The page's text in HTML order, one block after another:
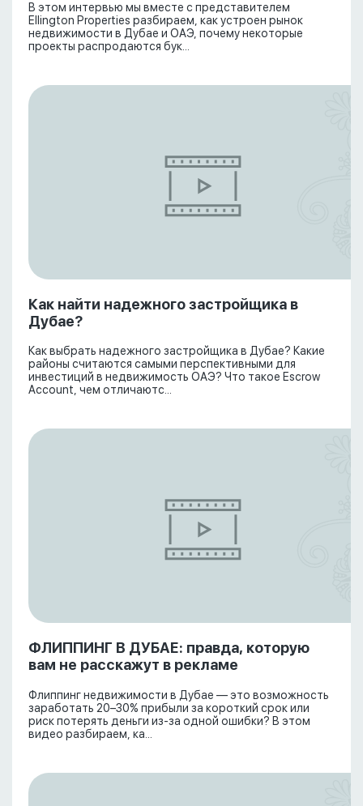
В этом интервью мы вместе с представителем
Ellington Properties разбираем, как устроен рынок
недвижимости в Дубае и ОАЭ, почему некоторые
проекты распродаются бук...
Как найти надежного застройщика в
Дубае?
Как выбрать надежного застройщика в Дубае? Какие
районы считаются самыми перспективными для
инвестиций в недвижимость ОАЭ? Что такое Escrow
Account, чем отличаютс...
ФЛИППИНГ В ДУБАЕ: правда, которую
вам не расскажут в рекламе
Флиппинг недвижимости в Дубае — это возможность
заработать 20–30% прибыли за короткий срок или
риск потерять деньги из-за одной ошибки? В этом
видео разбираем, ка...